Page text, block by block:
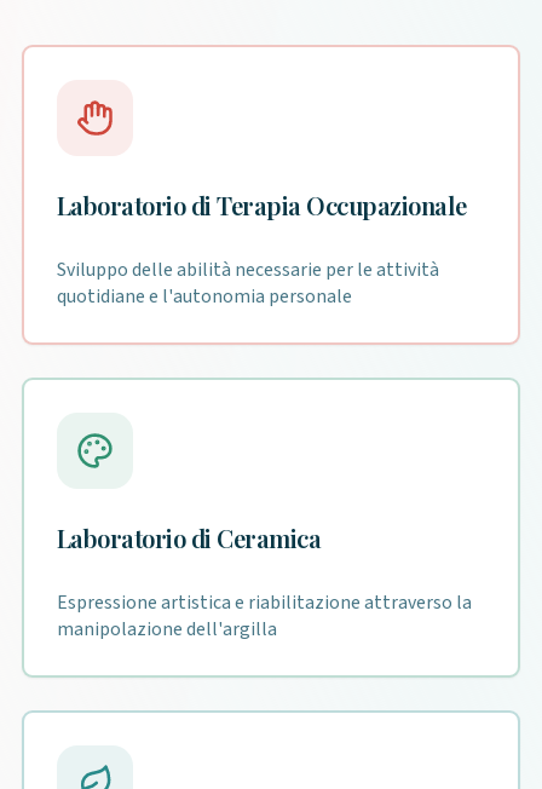
Laboratorio di Terapia Occupazionale
Sviluppo delle abilità necessarie per le attività
quotidiane e l'autonomia personale
Laboratorio di Ceramica
Espressione artistica e riabilitazione attraverso la
manipolazione dell'argilla